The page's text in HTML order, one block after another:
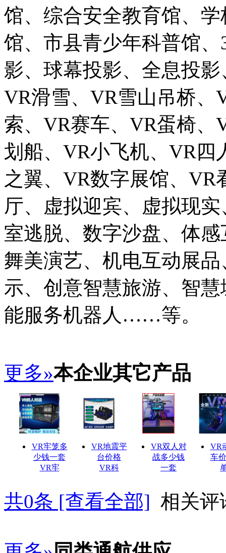
馆、综合安全教育馆、
馆、市县青少年科普馆
影、球幕投影、全息投
VR滑雪、VR雪山吊桥、
索、VR赛车、VR蛋椅、
划船、VR小飞机、VR四
之翼、VR数字展馆、
厅、虚拟迎宾、虚拟现
室逃脱、数字沙盘、体
舞美演艺、机电互动展
示、创意智慧旅游、智
能服务机器人……等。
更多»本企业其它产品
VR牢笼多
少钱一套
VR牢
VR地震平
台价格
VR科
VR双人对
战多少钱
一套
VR
车
共0条 [查看全部] 相关评